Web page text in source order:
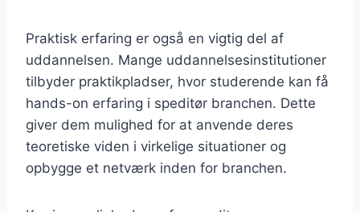
Praktisk erfaring er også en vigtig del af
uddannelsen. Mange uddannelsesinstitutioner
tilbyder praktikpladser, hvor studerende kan få
hands-on erfaring i speditør branchen. Dette
giver dem mulighed for at anvende deres
teoretiske viden i virkelige situationer og
opbygge et netværk inden for branchen.